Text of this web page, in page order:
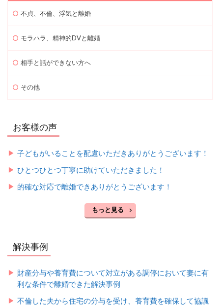
不貞、不倫、浮気と離婚
モラハラ、精神的DVと離婚
相手と話ができない方へ
その他
お客様の声
子どもがいることを配慮いただきありがとうございます！
ひとつひとつ丁寧に助けていただきました！
的確な対応で離婚できありがとうございます！
もっと見る
解決事例
財産分与や養育費について対立がある調停において妻に有
利な条件で離婚できた解決事例
不倫した夫から住宅の分与を受け、養育費を確保して協議